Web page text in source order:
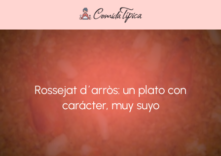
Rossejat d´arròs: un plato con
carácter, muy suyo